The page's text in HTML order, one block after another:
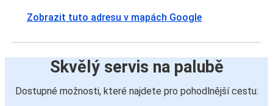
Zobrazit tuto adresu v mapách Google
Skvělý servis na palubě
Dostupné možnosti, které najdete pro pohodlnější cestu: